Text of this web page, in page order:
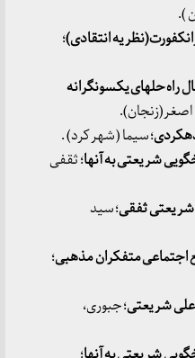
).
انتقادی)؛
راه حلهای یکسونگرانه
اصغر(زنجان).
؛ سیما ( شهر کرد) .
شریعتی به آنها؛ ثقفی
شریعتی ثفقی؛ سید
اجتماعی متفکران مذهبی؛
علی شریعتی؛ جبوری،